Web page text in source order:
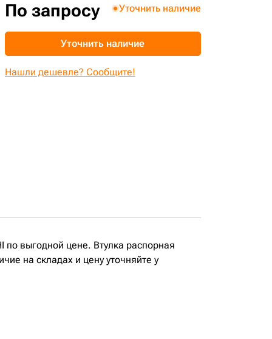
По запросу Уточнить наличие
Уточнить наличие
Нашли дешевле? Сообщите!
по выгодной цене. Втулка распорная
на складах и цену уточняйте у